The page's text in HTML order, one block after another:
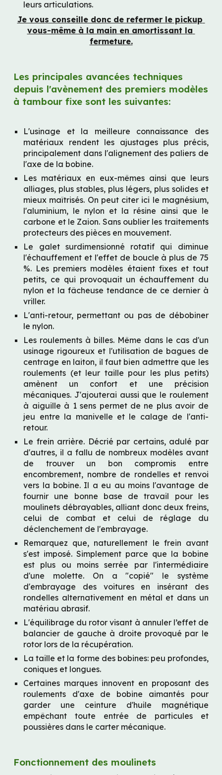
leurs articulations.
Je vous conseille donc de refermer le pickup
vous-même à la main en amortissant la
fermeture.
Les principales avancées techniques
depuis l'avènement des premiers modèles
à tambour fixe sont les suivantes:
L'usinage et la meilleure connaissance des
matériaux rendent les ajustages plus précis,
principalement dans l'alignement des paliers de
l'axe de la bobine.
Les matériaux en eux-mêmes ainsi que leurs
alliages, plus stables, plus légers, plus solides et
mieux maîtrisés. On peut citer ici le magnésium,
l'aluminium, le nylon et la résine ainsi que le
carbone et le Zaion. Sans oublier les traitements
protecteurs des pièces en mouvement.
Le galet surdimensionné rotatif qui diminue
l'échauffement et l'effet de boucle à plus de 75
%. Les premiers modèles étaient fixes et tout
petits, ce qui provoquait un échauffement du
nylon et la fâcheuse tendance de ce dernier à
vriller.
L'anti-retour, permettant ou pas de débobiner
le nylon.
Les roulements à billes. Même dans le cas d'un
usinage rigoureux et l'utilisation de bagues de
centrage en laiton, il faut bien admettre que les
roulements (et leur taille pour les plus petits)
amènent un confort et une précision
mécaniques. J'ajouterai aussi que le roulement
à aiguille à 1 sens permet de ne plus avoir de
jeu entre la manivelle et le calage de l'anti-
retour.
Le frein arrière. Décrié par certains, adulé par
d'autres, il a fallu de nombreux modèles avant
de trouver un bon compromis entre
encombrement, nombre de rondelles et renvoi
vers la bobine. Il a eu au moins l'avantage de
fournir une bonne base de travail pour les
moulinets débrayables, alliant donc deux freins,
celui de combat et celui de réglage du
déclenchement de l'embrayage.
Remarquez que, naturellement le frein avant
s'est imposé. Simplement parce que la bobine
est plus ou moins serrée par l'intermédiaire
d'une molette. On a "copié" le système
d'embrayage des voitures en insérant des
rondelles alternativement en métal et dans un
matériau abrasif.
L'équilibrage du rotor visant à annuler l’effet de
balancier de gauche à droite provoqué par le
rotor lors de la récupération.
La taille et la forme des bobines: peu profondes,
coniques et longues.
Certaines marques innovent en proposant des
roulements d'axe de bobine aimantés pour
garder une ceinture d'huile magnétique
empêchant toute entrée de particules et
poussières dans le carter mécanique.
Fonctionnement des moulinets